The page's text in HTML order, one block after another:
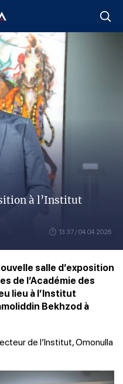
à l’Institut
13:37 / 04.04.2026
salle d’exposition
de l’Académie des
lieu à l’Institut
Bekhzod à
de l’Institut, Omonulla